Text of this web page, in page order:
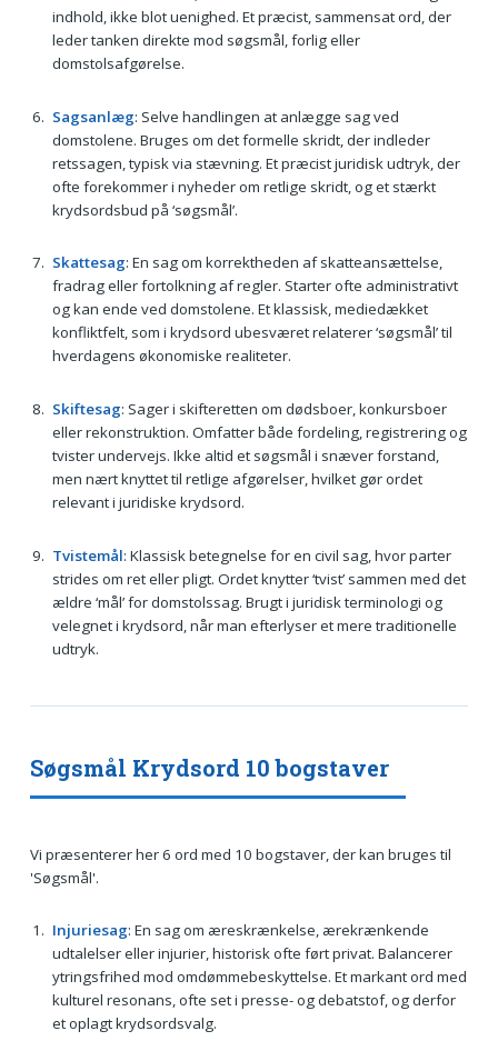
indhold, ikke blot uenighed. Et præcist, sammensat ord, der
leder tanken direkte mod søgsmål, forlig eller
domstolsafgørelse.
Sagsanlæg: Selve handlingen at anlægge sag ved
domstolene. Bruges om det formelle skridt, der indleder
retssagen, typisk via stævning. Et præcist juridisk udtryk, der
ofte forekommer i nyheder om retlige skridt, og et stærkt
krydsordsbud på ‘søgsmål’.
Skattesag: En sag om korrektheden af skatteansættelse,
fradrag eller fortolkning af regler. Starter ofte administrativt
og kan ende ved domstolene. Et klassisk, mediedækket
konfliktfelt, som i krydsord ubesværet relaterer ‘søgsmål’ til
hverdagens økonomiske realiteter.
Skiftesag: Sager i skifteretten om dødsboer, konkursboer
eller rekonstruktion. Omfatter både fordeling, registrering og
tvister undervejs. Ikke altid et søgsmål i snæver forstand,
men nært knyttet til retlige afgørelser, hvilket gør ordet
relevant i juridiske krydsord.
Tvistemål: Klassisk betegnelse for en civil sag, hvor parter
strides om ret eller pligt. Ordet knytter ‘tvist’ sammen med det
ældre ‘mål’ for domstolssag. Brugt i juridisk terminologi og
velegnet i krydsord, når man efterlyser et mere traditionelle
udtryk.
Søgsmål Krydsord 10 bogstaver
Vi præsenterer her 6 ord med 10 bogstaver, der kan bruges til
'Søgsmål'.
Injuriesag: En sag om æreskrænkelse, ærekrænkende
udtalelser eller injurier, historisk ofte ført privat. Balancerer
ytringsfrihed mod omdømmebeskyttelse. Et markant ord med
kulturel resonans, ofte set i presse- og debatstof, og derfor
et oplagt krydsordsvalg.